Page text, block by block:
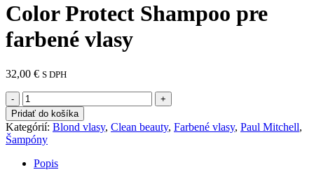
Color Protect Shampoo pre
farbené vlasy
32,00 € S DPH
množstvo
Color
Protect
Shampoo
pre
farbené
vlasy
Pridať do košíka
Kategórií: Blond vlasy, Clean beauty, Farbené vlasy, Paul Mitchell,
Šampóny
Popis